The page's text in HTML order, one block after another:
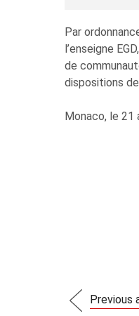
Par
l’enseigne
de
dispositions
Monaco, le 21
Previous